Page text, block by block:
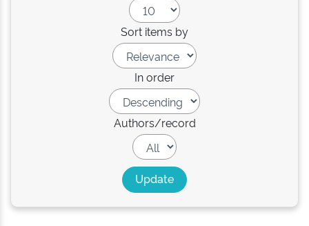
Sort items by
In order
Authors/record